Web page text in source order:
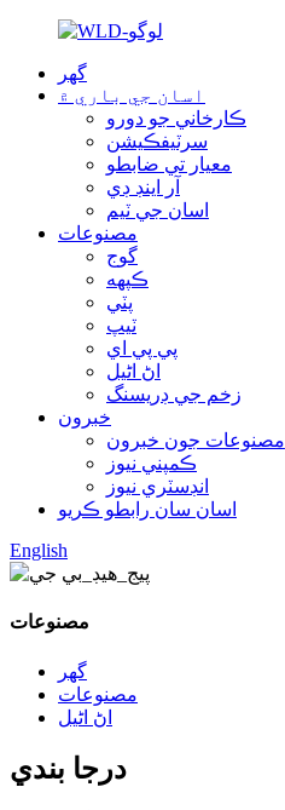
گھر
اسان جي باري ۾
ڪارخاني جو دورو
سرٽيفڪيشن
معيار تي ضابطو
آر اينڊ ڊي
اسان جي ٽيم
مصنوعات
گوج
ڪپهه
پٽي
ٽيپ
پي پي اي
اڻ اڻيل
زخم جي ڊريسنگ
خبرون
مصنوعات جون خبرون
ڪمپني نيوز
انڊسٽري نيوز
اسان سان رابطو ڪريو
English
مصنوعات
گھر
مصنوعات
اڻ اڻيل
درجا بندي